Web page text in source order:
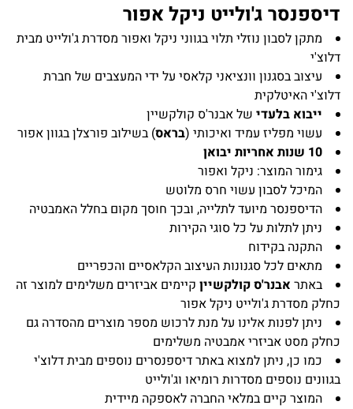
דיספנסר ג'ולייט ניקל אפור
מתקן לסבון נוזלי תלוי בגווני ניקל ואפור מסדרת ג'ולייט מבית
דלוצ'י
עיצוב בסגנון וונציאני קלאסי על ידי המעצבים של חברת
דלוצ'י האיטלקית
ייבוא בלעדי של אבנר'ס קולקשיין
עשוי מפליז עמיד ואיכותי (בראס) בשילוב פורצלן בגוון אפור
10 שנות אחריות יבואן
גימור המוצר: ניקל ואפור
המיכל לסבון עשוי חרס מלוטש
הדיספנסר מיועד לתלייה, ובכך חוסך מקום בחלל האמבטיה
ניתן לתלות על כל סוגי הקירות
התקנה בקידוח
מתאים לכל סגנונות העיצוב הקלאסיים והכפריים
באתר אבנר'ס קולקשיין קיימים אביזרים משלימים למוצר זה
כחלק מסדרת ג'ולייט ניקל אפור
ניתן לפנות אלינו על מנת לרכוש מספר מוצרים מהסדרה גם
כחלק מסט אביזרי אמבטיה משלימים
כמו כן, ניתן למצוא באתר דיספנסרים נוספים מבית דלוצ'י
בגוונים נוספים מסדרות רומיאו וג'ולייט
המוצר קיים במלאי החברה לאספקה מיידית